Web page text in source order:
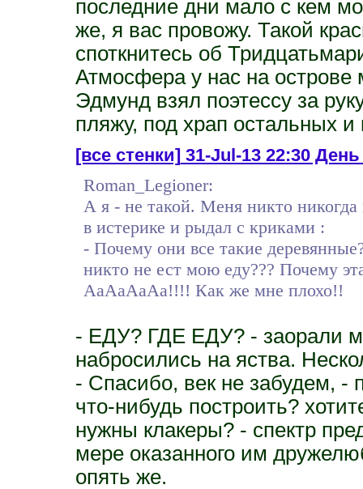
последние дни мало с кем
же, я вас провожу. Такой
споткнитесь об
Атмосфера у нас на
Эдмунд взял поэтессу за
пляжу, под храп остальных и
[все стенки]31-Jul-13 22:30
Roman_Legioner:
А я - не такой. Меня никто
в истерике и рыдал с криками :
- Почему они все такие
никто не ест мою еду??? Почему
АаАаАаАа!!!! Как же мне плохо!!
- ЕДУ? ГДЕ ЕДУ? - заорали
набросились на яства.
- Спасибо, век не забудем, -
что-нибудь построить?
нужны клакеры? - спектр
мере оказанного им
опять же.